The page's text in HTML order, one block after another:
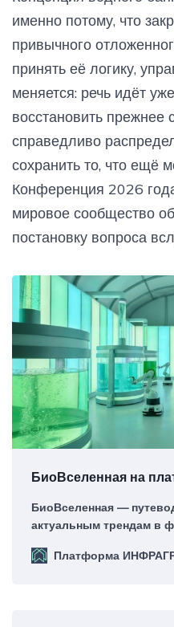
именно потому, что
привычного
принять её логику,
меняется: речь идёт
восстановить прежнее
справедливо
сохранить то, что ещё
Конференция 2026
мировое сообщество
постановку вопроса
БиоВселенная на
БиоВселенная —
актуальным трендам в
к нам в исследовании
Платформа